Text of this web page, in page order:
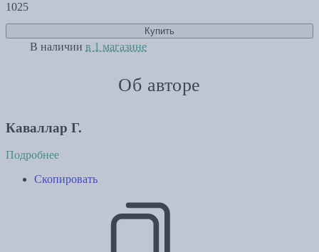
1025
Купить
В наличии в 1 магазине
Об авторе
Каваллар Г.
Подробнее
Скопировать